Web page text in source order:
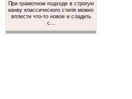
При грамотном подходе в строгую
канву классического стиля можно
вплести что-то новое и сладить
с...